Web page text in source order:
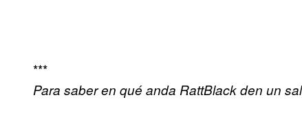
***
Para saber en qué anda RattBlack den un